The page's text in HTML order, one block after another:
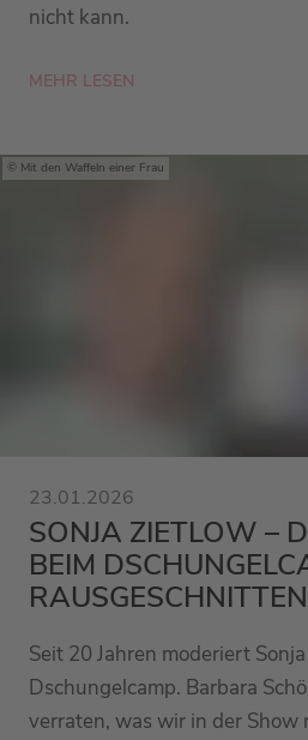
nicht kann.
MEHR LESEN
Mit den Waffeln einer Frau
23.01.2026
SONJA ZIETLOW –
BEIM
Seit 20 Jahren moderiert
Dschungelcamp. Barbara
verraten, was wir in der Show